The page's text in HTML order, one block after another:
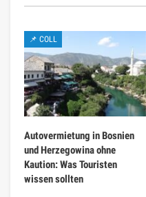
📌 COLL
Autovermietung in Bosnien
und Herzegowina ohne
Kaution: Was Touristen
wissen sollten